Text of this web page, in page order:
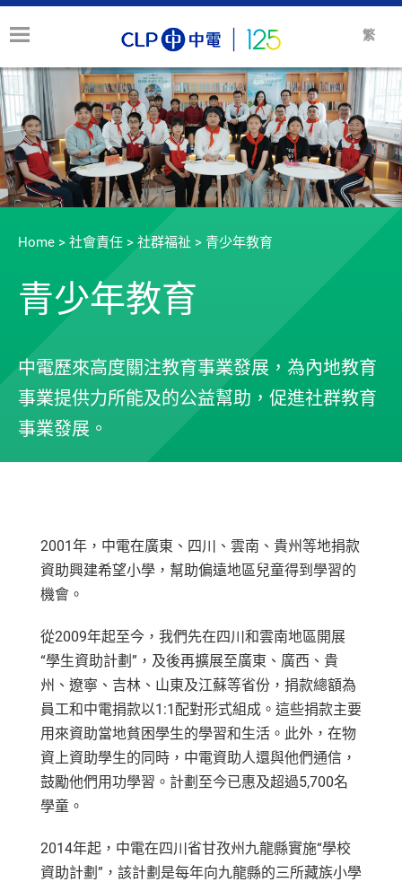
繁
Home > 社會責任 > 社群福祉 > 青少年教育
青少年教育
中電歷來高度關注教育事業發展，為內地教育
事業提供力所能及的公益幫助，促進社群教育
事業發展。
2001年，中電在廣東、四川、雲南、貴州等地捐款
資助興建希望小學，幫助偏遠地區兒童得到學習的
機會。
從2009年起至今，我們先在四川和雲南地區開展
“學生資助計劃”，及後再擴展至廣東、廣西、貴
州、遼寧、吉林、山東及江蘇等省份，捐款總額為
員工和中電捐款以1:1配對形式組成。這些捐款主要
用來資助當地貧困學生的學習和生活。此外，在物
資上資助學生的同時，中電資助人還與他們通信，
鼓勵他們用功學習。計劃至今已惠及超過5,700名
學童。
2014年起，中電在四川省甘孜州九龍縣實施“學校
資助計劃”，該計劃是每年向九龍縣的三所藏族小學